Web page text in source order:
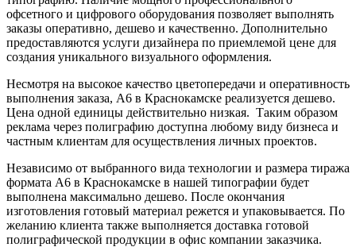
офсетного и цифрового оборудования позволяет выполнять
заказы оперативно, дешево и качественно. Дополнительно
предоставляются услуги дизайнера по приемлемой цене для
создания уникального визуального оформления.
Несмотря на высокое качество цветопередачи и оперативность
выполнения заказа, А6 в Краснокамске реализуется дешево.
Цена одной единицы действительно низкая. Таким образом
реклама через полиграфию доступна любому виду бизнеса и
частным клиентам для осуществления личных проектов.
Независимо от выбранного вида технологии и размера тиража
формата А6 в Краснокамске в нашей типографии будет
выполнена максимально дешево. После окончания
изготовления готовый материал режется и упаковывается. По
желанию клиента также выполняется доставка готовой
полиграфической продукции в офис компании заказчика.